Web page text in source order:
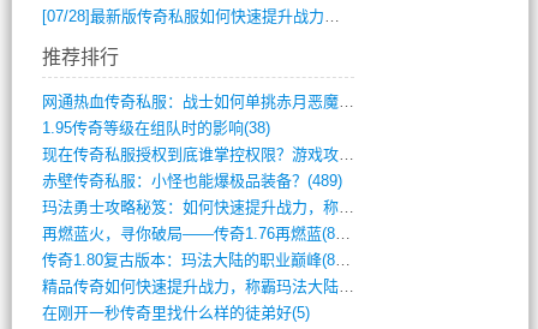
[07/28]最新版传奇私服如何快速提升战力与获取稀有装备？
推荐排行
网通热血传奇私服：战士如何单挑赤月恶魔？(311)
1.95传奇等级在组队时的影响(38)
现在传奇私服授权到底谁掌控权限？游戏攻略(789)
赤壁传奇私服：小怪也能爆极品装备？(489)
玛法勇士攻略秘笈：如何快速提升战力，称霸(717)
再燃蓝火，寻你破局——传奇1.76再燃蓝(893)
传奇1.80复古版本：玛法大陆的职业巅峰(873)
精品传奇如何快速提升战力，称霸玛法大陆？(392)
在刚开一秒传奇里找什么样的徒弟好(5)